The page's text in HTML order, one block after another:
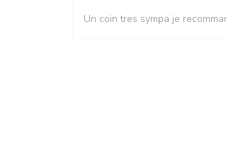
Un coin tres sympa je